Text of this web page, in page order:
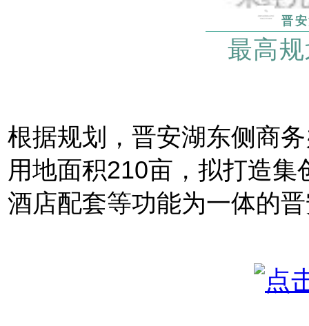
晋
最高
根据规划，晋安湖东侧商
用地面积210亩，拟打造
酒店配套等功能为一体的